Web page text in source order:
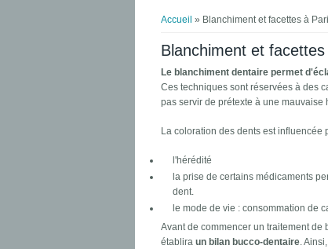
Accueil » Blanchiment et facettes à
Blanchiment et
Le blanchiment dentaire permet
Ces techniques sont réservées à des
pas servir de prétexte à une mauvaise
La coloration des dents est influencée
l'hérédité
la prise de certains médicaments
dent.
le mode de vie : consommation de
Avant de commencer un traitement
établiraun bilan bucco-dentaire.